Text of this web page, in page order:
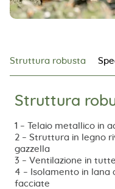
Struttura robusta
Struttura
1 – Telaio metallico in
2 – Struttura in legno
gazzella
3 – Ventilazione in
4 – Isolamento in lana
facciate